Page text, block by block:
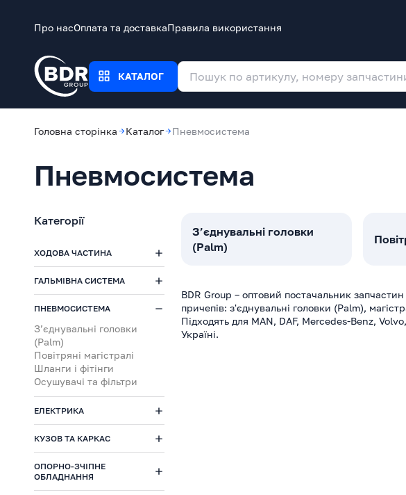
Про насОплата та доставкаПравила використання
КАТАЛОГ
Головна сторінка Каталог Пневмосистема
Пневмосистема
Категорії
ХОДОВА ЧАСТИНА
ГАЛЬМІВНА СИСТЕМА
ПНЕВМОСИСТЕМА
З’єднувальні головки
(Palm)
Повітряні магістралі
Шланги і фітінги
Осушувачі та фільтри
ЕЛЕКТРИКА
КУЗОВ ТА КАРКАС
ОПОРНО-ЗЧІПНЕ
ОБЛАДНАННЯ
З’єднувальні головки
(Palm)
BDR Group – оптовий постачальник
причепів: з'єднувальні головки (Palm),
Підходять для MAN, DAF, Mercedes-Benz,
Україні.